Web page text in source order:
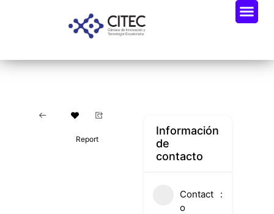
Report
Información
de
contacto
Contact
o